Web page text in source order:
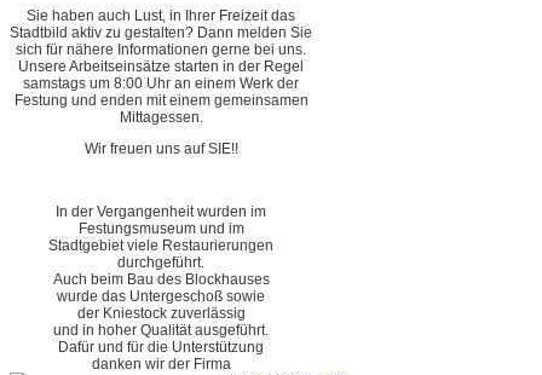
Sie haben auch Lust, in Ihrer Freizeit das
Stadtbild aktiv zu gestalten? Dann melden Sie
sich für nähere Informationen gerne bei uns.
Unsere Arbeitseinsätze starten in der Regel
samstags um 8:00 Uhr an einem Werk der
Festung und enden mit einem gemeinsamen
Mittagessen.
Wir freuen uns auf SIE!!
In der Vergangenheit wurden im
Festungsmuseum und im
Stadtgebiet viele Restaurierungen
durchgeführt.
Auch beim Bau des Blockhauses
wurde das Untergeschoß sowie
der Kniestock zuverlässig
und in hoher Qualität ausgeführt.
Dafür und für die Unterstützung
danken wir der Firma